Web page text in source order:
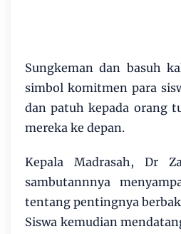
Sungkeman dan basuh
simbol komitmen para
dan patuh kepada orang
mereka ke depan.
Kepala Madrasah, Dr
sambutannnya
tentang pentingnya
Siswa kemudian